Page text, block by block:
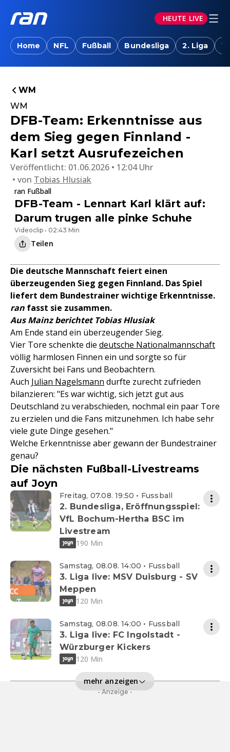
HEUTE LIVE
Home NFL Fußball Bundesliga 2. Liga
WM
WM
DFB-Team: Erkenntnisse aus
dem Sieg gegen Finnland -
Karl setzt Ausrufezeichen
Veröffentlicht: 01.06.2026 • 12:04 Uhr
von Tobias Hlusiak
ran Fußball
DFB-Team - Lennart Karl klärt auf:
Darum trugen alle pinke Schuhe
Videoclip • 02:43 Min
Teilen
Die deutsche Mannschaft feiert einen
überzeugenden Sieg gegen Finnland. Das Spiel
liefert dem Bundestrainer wichtige Erkenntnisse.
ran fasst sie zusammen.
Aus Mainz berichtet Tobias Hlusiak
Am Ende stand ein überzeugender Sieg.
Vier Tore schenkte die deutsche Nationalmannschaft
völlig harmlosen Finnen ein und sorgte so für
Zuversicht bei Fans und Beobachtern.
Auch Julian Nagelsmann durfte zurecht zufrieden
bilanzieren: "Es war wichtig, sich jetzt gut aus
Deutschland zu verabschieden, nochmal ein paar Tore
zu erzielen und die Fans mitzunehmen. Ich habe sehr
viele gute Dinge gesehen."
Welche Erkenntnisse aber gewann der Bundestrainer
genau?
Die nächsten Fußball-Livestreams
auf Joyn
Freitag, 07.08. 19:50 • Fussball
2. Bundesliga, Eröffnungsspiel:
VfL Bochum-Hertha BSC im
Livestream
190 Min
Samstag, 08.08. 14:00 • Fussball
3. Liga live: MSV Duisburg - SV
Meppen
120 Min
Samstag, 08.08. 14:00 • Fussball
3. Liga live: FC Ingolstadt -
Würzburger Kickers
120 Min
mehr anzeigen
- Anzeige -